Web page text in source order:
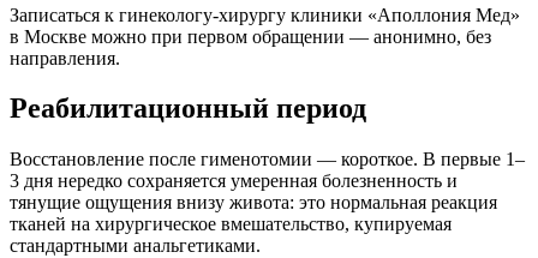
Записаться к гинекологу-хирургу клиники «Аполлония Мед»
в Москве можно при первом обращении — анонимно, без
направления.
Реабилитационный период
Восстановление после гименотомии — короткое. В первые 1–
3 дня нередко сохраняется умеренная болезненность и
тянущие ощущения внизу живота: это нормальная реакция
тканей на хирургическое вмешательство, купируемая
стандартными анальгетиками.